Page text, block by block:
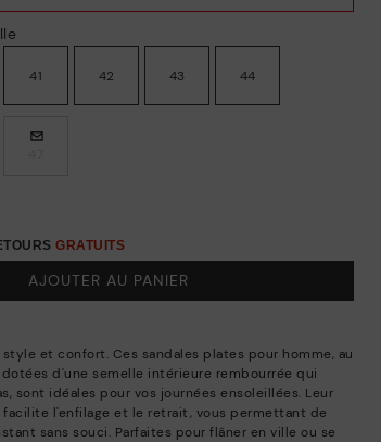
41 42 43 44
GRATUITS
AJOUTER AU PANIER
et confort. Ces sandales plates pour homme, au
d'une semelle intérieure rembourrée qui
sont idéales pour vos journées ensoleillées. Leur
l'enfilage et le retrait, vous permettant de
sans souci. Parfaites pour flâner en ville ou se